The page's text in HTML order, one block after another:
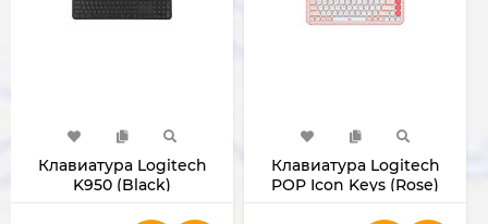
Клавиатура Logitech
K950 (Black)
Клавиатура Logitech
POP Icon Keys (Rose)